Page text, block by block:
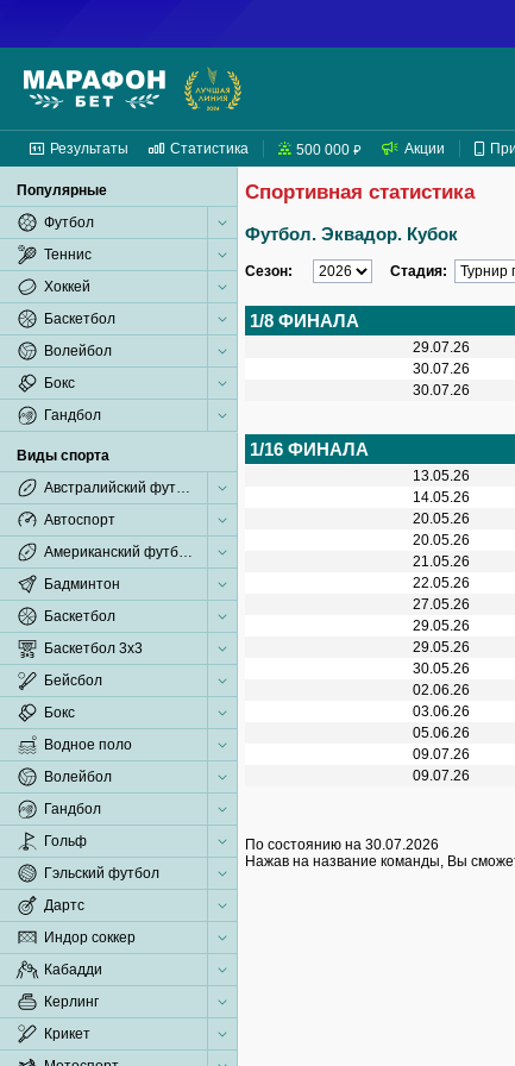
Результаты Статистика 500 000 ₽ Акции
Популярные
Футбол
Теннис
Хоккей
Баскетбол
Волейбол
Бокс
Гандбол
Виды спорта
Австралийский футбол
Автоспорт
Американский футбол
Бадминтон
Баскетбол
Баскетбол 3x3
Бейсбол
Бокс
Водное поло
Волейбол
Гандбол
Гольф
Гэльский футбол
Дартс
Индор соккер
Кабадди
Керлинг
Крикет
Спортивная статистика
Футбол. Эквадор. Кубок
Сезон: Стадия:
1/8 ФИНАЛА
29.07.26
30.07.26
30.07.26
1/16 ФИНАЛА
13.05.26
14.05.26
20.05.26
20.05.26
21.05.26
22.05.26
27.05.26
29.05.26
29.05.26
30.05.26
02.06.26
03.06.26
05.06.26
09.07.26
09.07.26
По состоянию на 30.07.2026
Нажав на название команды, Вы